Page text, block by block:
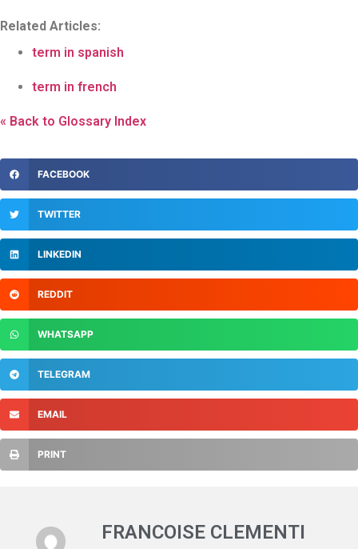
Related Articles:
term in spanish
term in french
« Back to Glossary Index
FACEBOOK
TWITTER
LINKEDIN
REDDIT
WHATSAPP
TELEGRAM
EMAIL
PRINT
FRANCOISE CLEMENTI